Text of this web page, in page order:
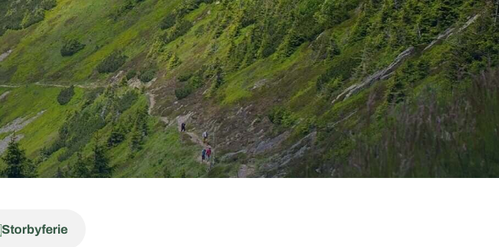
Storbyferie